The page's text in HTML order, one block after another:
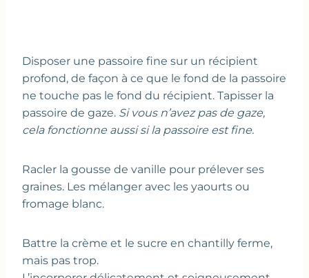
Disposer une passoire fine sur un récipient
profond, de façon à ce que le fond de la passoire
ne touche pas le fond du récipient. Tapisser la
passoire de gaze. Si vous n’avez pas de gaze,
cela fonctionne aussi si la passoire est fine.
Racler la gousse de vanille pour prélever ses
graines. Les mélanger avec les yaourts ou
fromage blanc.
Battre la crème et le sucre en chantilly ferme,
mais pas trop.